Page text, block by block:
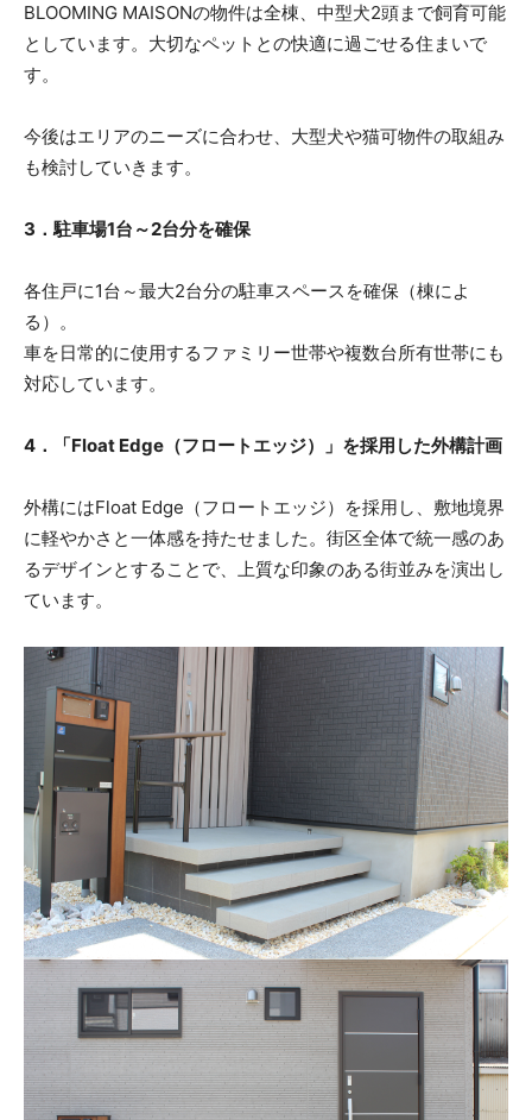
BLOOMING MAISONの物件は全棟、中型犬2頭まで飼育可能
としています。大切なペットとの快適に過ごせる住まいで
す。
今後はエリアのニーズに合わせ、大型犬や猫可物件の取組み
も検討していきます。
3．駐車場1台～2台分を確保
各住戸に1台～最大2台分の駐車スペースを確保（棟によ
る）。
車を日常的に使用するファミリー世帯や複数台所有世帯にも
対応しています。
4．「Float Edge（フロートエッジ）」を採用した外構計画
外構にはFloat Edge（フロートエッジ）を採用し、敷地境界
に軽やかさと一体感を持たせました。街区全体で統一感のあ
るデザインとすることで、上質な印象のある街並みを演出し
ています。